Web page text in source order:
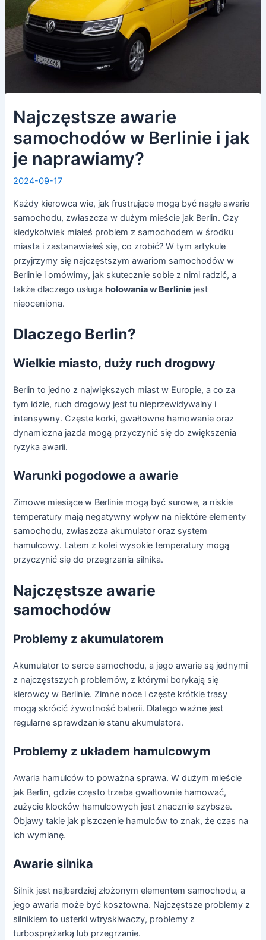
Najczęstsze awarie
samochodów w Berlinie i jak
je naprawiamy?
2024-09-17
Każdy kierowca wie, jak frustrujące mogą być nagłe awarie
samochodu, zwłaszcza w dużym mieście jak Berlin. Czy
kiedykolwiek miałeś problem z samochodem w środku
miasta i zastanawiałeś się, co zrobić? W tym artykule
przyjrzymy się najczęstszym awariom samochodów w
Berlinie i omówimy, jak skutecznie sobie z nimi radzić, a
także dlaczego usługaholowania w Berlinie jest
nieoceniona.
Dlaczego Berlin?
Wielkie miasto, duży ruch drogowy
Berlin to jedno z największych miast w Europie, a co za
tym idzie, ruch drogowy jest tu nieprzewidywalny i
intensywny. Częste korki, gwałtowne hamowanie oraz
dynamiczna jazda mogą przyczynić się do zwiększenia
ryzyka awarii.
Warunki pogodowe a awarie
Zimowe miesiące w Berlinie mogą być surowe, a niskie
temperatury mają negatywny wpływ na niektóre elementy
samochodu, zwłaszcza akumulator oraz system
hamulcowy. Latem z kolei wysokie temperatury mogą
przyczynić się do przegrzania silnika.
Najczęstsze awarie
samochodów
Problemy z akumulatorem
Akumulator to serce samochodu, a jego awarie są jednymi
z najczęstszych problemów, z którymi borykają się
kierowcy w Berlinie. Zimne noce i częste krótkie trasy
mogą skrócić żywotność baterii. Dlatego ważne jest
regularne sprawdzanie stanu akumulatora.
Problemy z układem hamulcowym
Awaria hamulców to poważna sprawa. W dużym mieście
jak Berlin, gdzie często trzeba gwałtownie hamować,
zużycie klocków hamulcowych jest znacznie szybsze.
Objawy takie jak piszczenie hamulców to znak, że czas na
ich wymianę.
Awarie silnika
Silnik jest najbardziej złożonym elementem samochodu, a
jego awaria może być kosztowna. Najczęstsze problemy z
silnikiem to usterki wtryskiwaczy, problemy z
turbosprężarką lub przegrzanie.